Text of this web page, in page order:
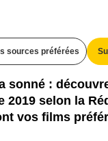
sources préférées
sonné :
2019 selon la
vos films